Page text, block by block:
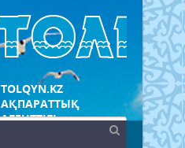
TOLQYN.KZ
АҚПАРАТТЫҚ
АГЕНТТІГІ